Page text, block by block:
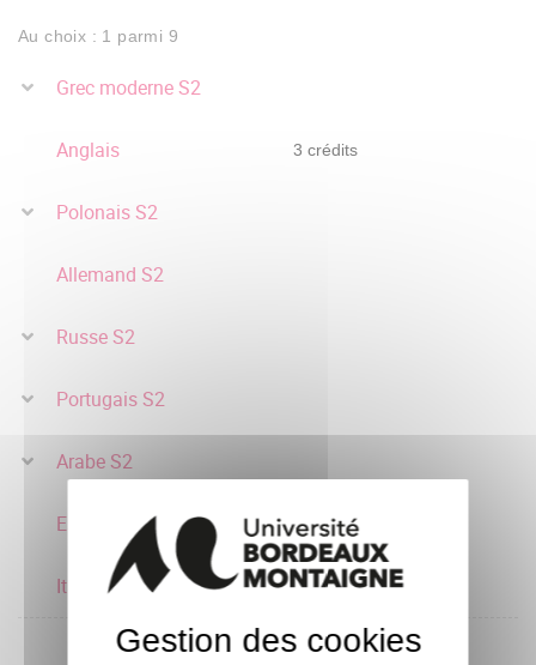
Au choix : 1 parmi 9
Grec moderne S2
Anglais 3 crédits
Polonais S2
Allemand S2
Russe S2
Portugais S2
Arabe S2
Espagnol S2
Italien S2
Gestion des cookies